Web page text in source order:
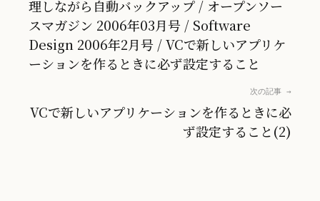
理しながら自動バックアップ / オープンソー
スマガジン 2006年03月号 / Software
Design 2006年2月号 / VCで新しいアプリケ
ーションを作るときに必ず設定すること
次の記事 →
VCで新しいアプリケーションを作るときに必
ず設定すること(2)